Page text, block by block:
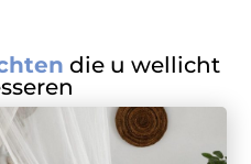
die u wellicht